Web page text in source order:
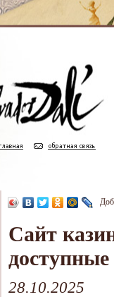
Сайт
28.10.2025